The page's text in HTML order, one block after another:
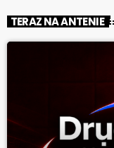
TERAZ NA ANTENIE